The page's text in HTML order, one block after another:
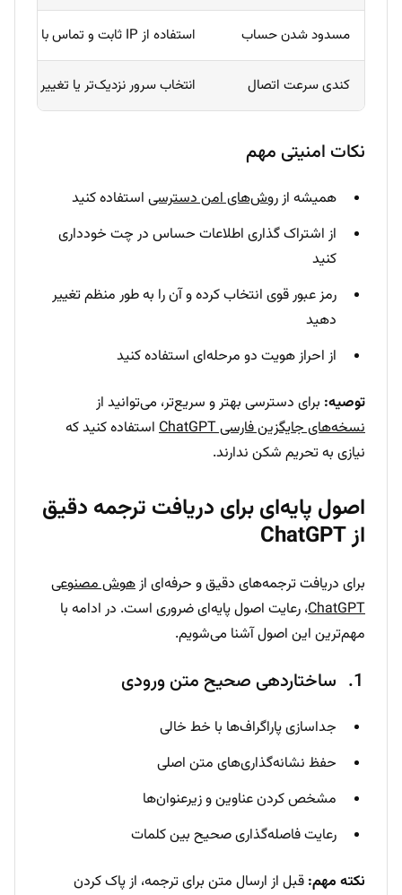
مسدود شدن حساب استفاده از IP ثابت و تماس با پشتیبانی
کندی سرعت اتصال انتخاب سرور نزدیک‌تر یا تغییر
نکات امنیتی مهم
همیشه ازروش‌های امن دسترسی استفاده کنید
از اشتراک گذاری اطلاعات حساس در چت خودداری
کنید
رمز عبور قوی انتخاب کرده و آن را به طور منظم تغییر
دهید
از احراز هویت دو مرحله‌ای استفاده کنید
توصیه: برای دسترسی بهتر و سریع‌تر، می‌توانید از
نسخه‌های جایگزین فارسی ChatGPT
استفاده کنید که
نیازی به تحریم شکن ندارند.
اصول پایه‌ای برای دریافت ترجمه دقیق
از ChatGPT
برای دریافت ترجمه‌های دقیق و حرفه‌ای ازهوش مصنوعی
ChatGPT، رعایت اصول پایه‌ای ضروری است. در ادامه با
مهم‌ترین این اصول آشنا می‌شویم.
ساختاردهی صحیح متن ورودی
جداسازی پاراگراف‌ها با خط خالی
حفظ نشانه‌گذاری‌های متن اصلی
مشخص کردن عناوین و زیرعنوان‌ها
رعایت فاصله‌گذاری صحیح بین کلمات
نکته مهم: قبل از ارسال متن برای ترجمه، از پاک کردن